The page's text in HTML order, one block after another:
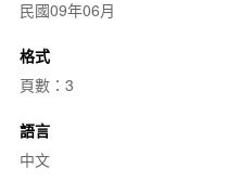
民國09年06月
格式
頁數：3
語言
中文